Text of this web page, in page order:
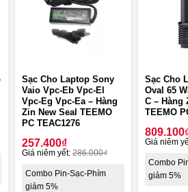
Sạc Cho Laptop Sony
Vaio Vpc-Eb Vpc-El
Vpc-Eg Vpc-Ea – Hàng
Zin New Seal TEEMO
PC TEAC1276
257.400₫
Giá niêm yết: 286.000₫
Combo Pin-Sạc-Phím
giảm 5%
Sạc Cho
Oval 65
C – Hàng
TEEMO
809.100
Giá niêm
Combo
giảm 5%